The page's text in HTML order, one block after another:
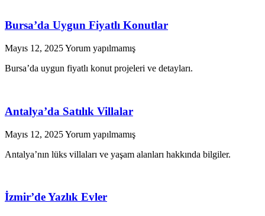
Bursa’da Uygun Fiyatlı Konutlar
Mayıs 12, 2025Yorum yapılmamış
Bursa’da uygun fiyatlı konut projeleri ve detayları.
Antalya’da Satılık Villalar
Mayıs 12, 2025Yorum yapılmamış
Antalya’nın lüks villaları ve yaşam alanları hakkında bilgiler.
İzmir’de Yazlık Evler